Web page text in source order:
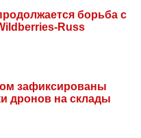
борьба с
Russ
зафиксированы
дронов на склады